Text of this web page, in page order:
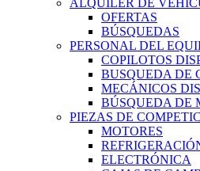
ALQUILER DE
OFERTAS
BÚSQUEDAS
PERSONAL DEL
COPILOTOS
BUSQUEDA DE
MECÁNICOS
BÚSQUEDA DE
PIEZAS DE
MOTORES
ELECTRÓNICA